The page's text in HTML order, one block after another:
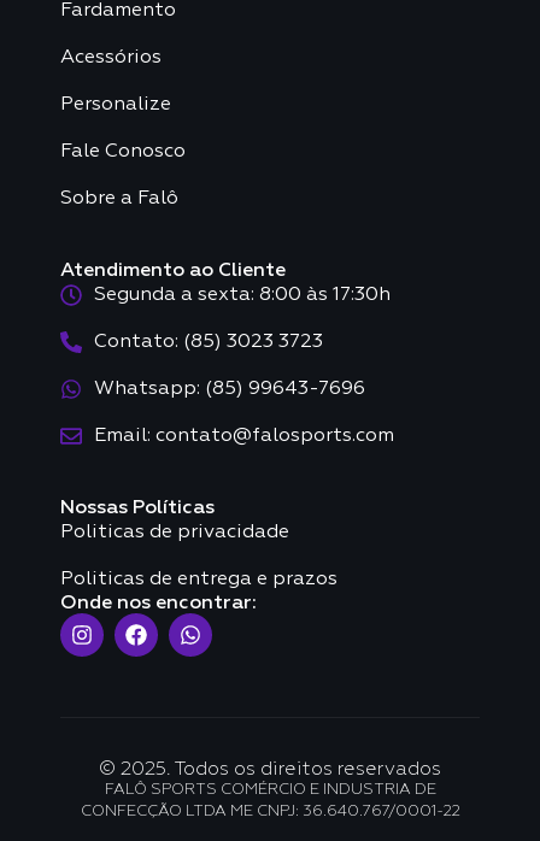
Fardamento
Acessórios
Personalize
Fale Conosco
Sobre a Falô
Atendimento ao Cliente
Segunda a sexta: 8:00 às 17:30h
Contato: (85) 3023 3723
Whatsapp: (85) 99643-7696
Email: contato@falosports.com
Nossas Políticas
Politicas de privacidade
Politicas de entrega e prazos
Onde nos encontrar:
© 2025. Todos os direitos reservados
FALÔ SPORTS COMÉRCIO E INDUSTRIA DE
CONFECÇÃO LTDA ME CNPJ: 36.640.767/0001-22